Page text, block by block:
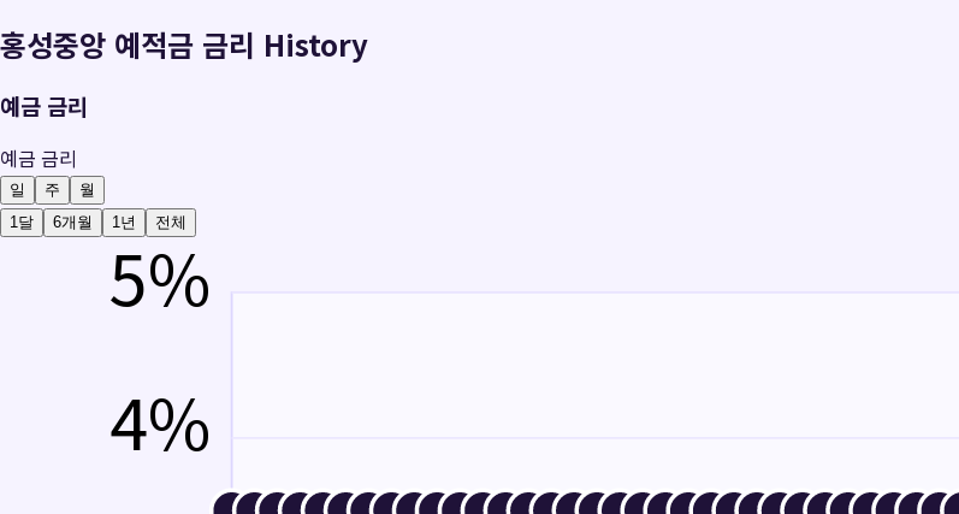
홍성중앙 예적금 금리 History
예금 금리
예금 금리
일 주
월
1달
6개월 1년 전체
5%
4%